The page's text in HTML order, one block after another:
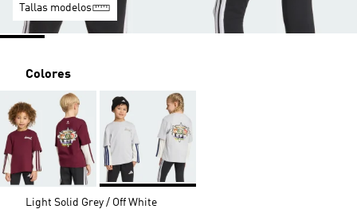
Tallas modelos
Colores
Light Solid Grey / Off White